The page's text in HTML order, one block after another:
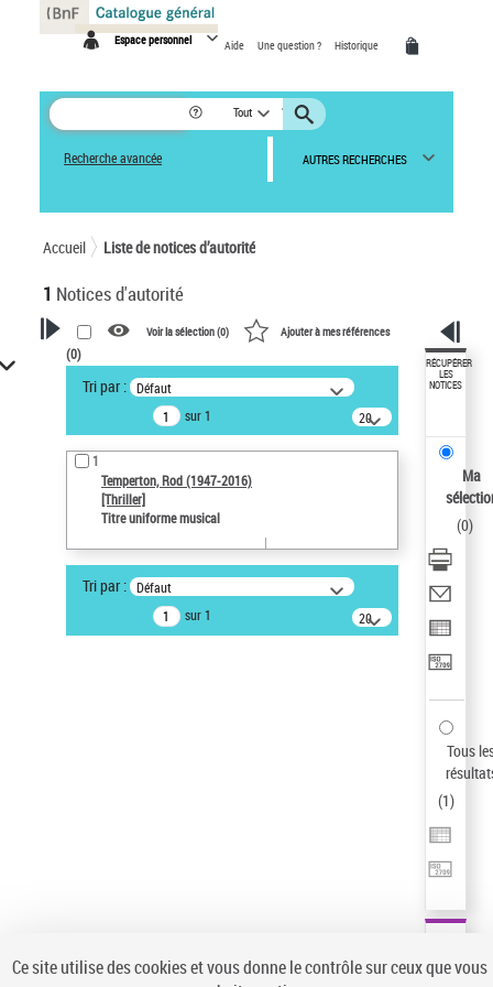
Espace personnel Aide Une question ? Historique
Tout
Recherche avancée AUTRES RECHERCHES
Accueil Liste de notices d’autorité
1 Notices d'autorité
VOTRE RECHERCHE
Recherche avancée dans les
notices d’autorité
Œuvres liées à l'auteur :
Temperton, Rod (1947-2016)
Type de notice d'autorité
Voir la sélection (0) Ajouter à mes références
(0)
Tri par : Défaut
sur 1
20
résultats/page
1
Temperton, Rod (1947-2016)
[Thriller]
Titre uniforme musical
Tri par : Défaut
sur 1
20
résultats/page
RÉCUPÉRER
LES
NOTICES
Ma
(0)
Tous
(1)
Panneau de gestion des cookies
Ce site utilise des cookies et vous donne le contrôle sur ceux que vous